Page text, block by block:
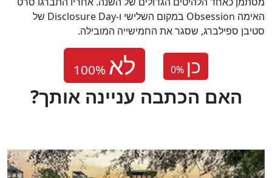
האימה Obsession במקום השלישי ו-Disclosure Day של
סטיבן ספילברג, שסגר את החמישייה המובילה.
0% כן
?האם הכתבה עניינה אותך